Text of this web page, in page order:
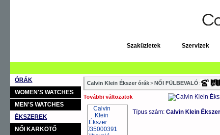
Szaküzletek Szervizek
ÓRÁK
WOMEN'S WATCHES
MEN'S WATCHES
ÉKSZEREK
NŐI KARKÖTŐ
Calvin Klein Ékszer órák>NŐI FÜLBEVALÓ >
További változatok
Típus szám: Calvin Klein